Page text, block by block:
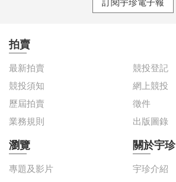
訂閱宇珍電子報
拍賣
最新拍賣
競投登記
競投須知
網上競投
歷屆拍賣
徵件
業務規則
出版圖錄
瀏覽
專題及影片
關於宇珍
宇珍介紹